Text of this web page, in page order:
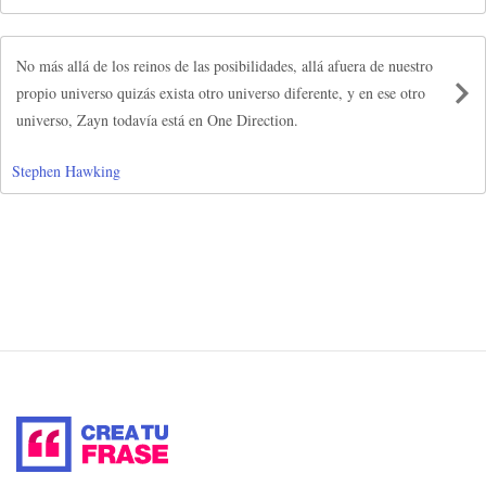
No más allá de los reinos de las posibilidades, allá afuera de nuestro
propio universo quizás exista otro universo diferente, y en ese otro
universo, Zayn todavía está en One Direction.
Stephen Hawking